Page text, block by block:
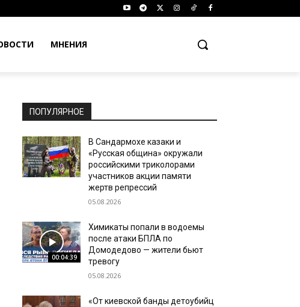
МНЕНИЯ
ПОПУЛЯРНОЕ
В Сандармохе казаки и
«Русская община» окружали
российскими триколорами
участников акции памяти
жертв репрессий
05.08.2026
00:04:39
Химикаты попали в водоемы
после атаки БПЛА по
Домодедово — жители бьют
тревогу
05.08.2026
«От киевской банды детоубийц